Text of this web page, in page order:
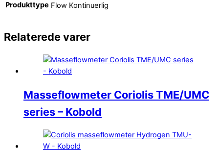
Produkttype Flow Kontinuerlig
Relaterede varer
Masseflowmeter Coriolis TME/UMC
series – Kobold